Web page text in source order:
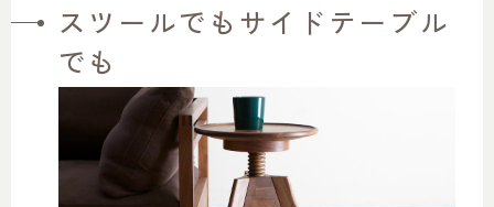
スツールでもサイドテーブル
でも